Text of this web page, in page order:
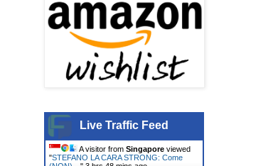
Live Traffic Feed
A visitor from Singapore viewed
"STEFANO LA CARA STRONG: Come